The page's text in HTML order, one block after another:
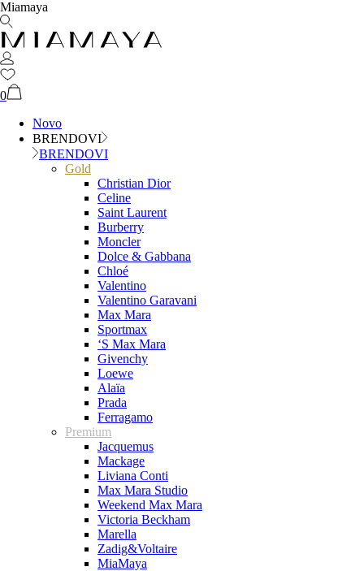
Miamaya
0
Novo
BRENDOVI
BRENDOVI
Gold
Christian Dior
Celine
Saint Laurent
Burberry
Moncler
Dolce & Gabbana
Chloé
Valentino
Valentino Garavani
Max Mara
Sportmax
‘S Max Mara
Givenchy
Loewe
Alaïa
Prada
Ferragamo
Premium
Jacquemus
Mackage
Liviana Conti
Max Mara Studio
Weekend Max Mara
Victoria Beckham
Marella
Zadig&Voltaire
MiaMaya